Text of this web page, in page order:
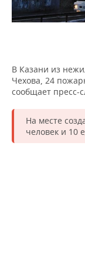
НЕФТЕХИМИЯ
ЭНЕРГЕТИКА
РОЗНИЧНАЯ
УСЛУГИ
НОВОСТИ
МЕДИА
МЕРОПРИЯТИЯ
ВЫЕЗДНАЯ
ONLINE-
НОВОСТИ
ХОККЕЙ
ОБЩЕСТВО
ВЛАСТЬ
СЮЖЕТЫ
В Казани из
Чехова, 24
сообщает пресс-
На месте
человек и 10